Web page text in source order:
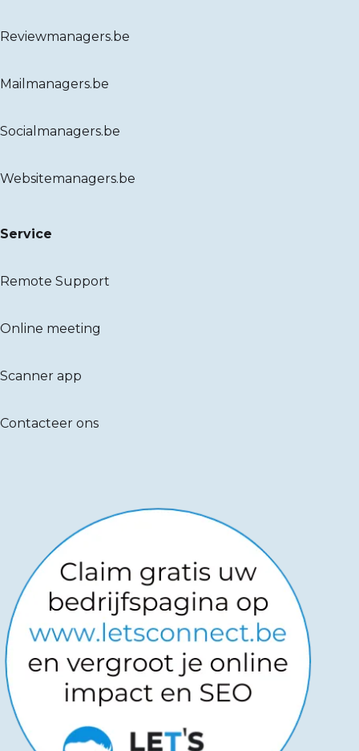
Reviewmanagers.be
Mailmanagers.be
Socialmanagers.be
Websitemanagers.be
Service
Remote Support
Online meeting
Scanner app
Contacteer ons